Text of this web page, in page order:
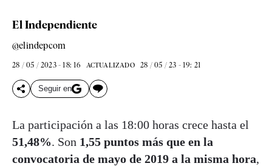
El Independiente
@elindepcom
28 / 05 / 2023 - 18: 16 ACTUALIZADO 28 / 05 / 23 - 19: 21
Seguir en
La participación a las 18:00 horas crece hasta el
51,48%. Son 1,55 puntos más que en la
convocatoria de mayo de 2019 a la misma hora,